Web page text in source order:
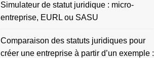
Simulateur de statut juridique : micro-
entreprise, EURL ou SASU
Comparaison des statuts juridiques pour
créer une entreprise à partir d’un exemple :